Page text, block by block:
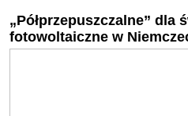
„Półprzepuszczalne” dla
fotowoltaiczne w